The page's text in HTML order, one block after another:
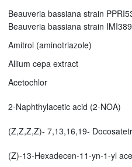
Beauveria bassiana strain
Beauveria bassiana strain
Amitrol (aminotriazole)
Allium cepa extract
Acetochlor
2-Naphthylacetic acid (2-NOA)
(Z,Z,Z,Z)- 7,13,16,19-
(Z)-13-Hexadecen-11-yn-1-yl